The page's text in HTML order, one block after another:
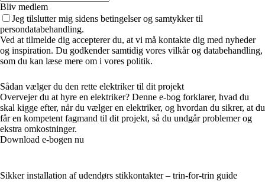
Bliv medlem
Jeg tilslutter mig sidens betingelser og samtykker til
persondatabehandling.
Ved at tilmelde dig accepterer du, at vi må kontakte dig med nyheder
og inspiration. Du godkender samtidig vores vilkår og databehandling,
som du kan læse mere om i vores politik.
Sådan vælger du den rette elektriker til dit projekt
Overvejer du at hyre en elektriker? Denne e-bog forklarer, hvad du
skal kigge efter, når du vælger en elektriker, og hvordan du sikrer, at du
får en kompetent fagmand til dit projekt, så du undgår problemer og
ekstra omkostninger.
Download e-bogen nu
Sikker installation af udendørs stikkontakter – trin-for-trin guide